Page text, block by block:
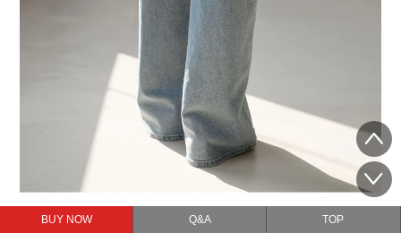
BUY NOW Q&A TOP